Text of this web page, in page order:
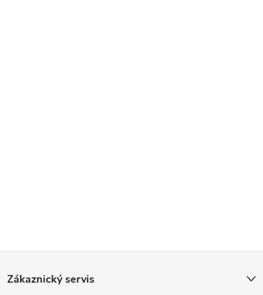
Zákaznický servis